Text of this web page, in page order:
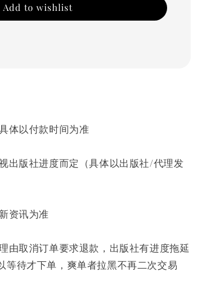
Add to wishlist
以付款时间为准
版社进度而定（具体以出版社/代理发
资讯为准
取消订单要求退款，出版社有进度拖延
等待才下单，爽单者拉黑不再二次交易